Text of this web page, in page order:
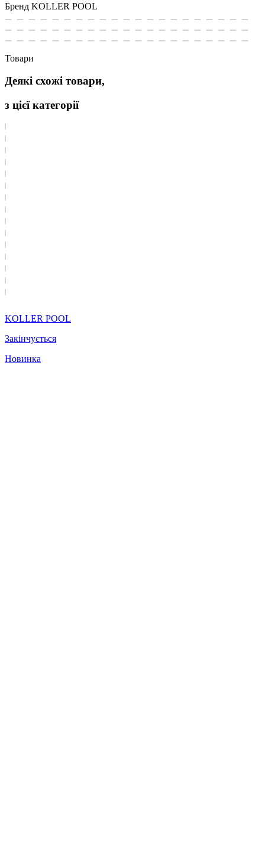
Бренд KOLLER POOL
Товари
Деякі схожі товари,
з цієї категорії
KOLLER POOL
Закінчується
Новинка